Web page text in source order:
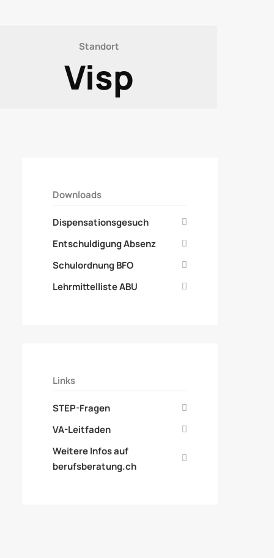
Standort
Visp
Downloads
Dispensationsgesuch
Entschuldigung Absenz
Schulordnung BFO
Lehrmittelliste ABU
Links
STEP-Fragen
VA-Leitfaden
Weitere Infos auf
berufsberatung.ch